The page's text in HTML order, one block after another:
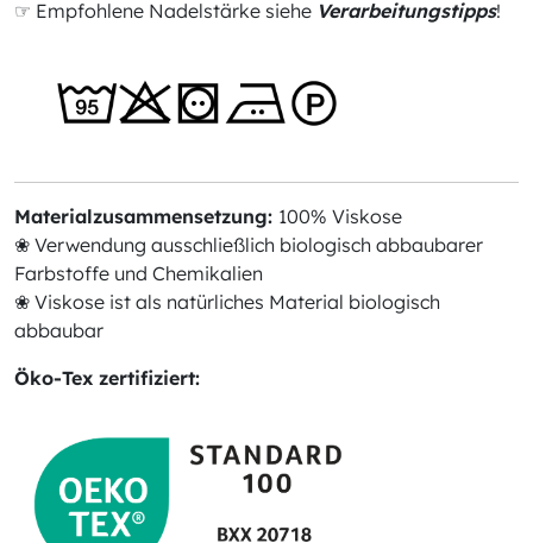
☞ Empfohlene Nadelstärke siehe Verarbeitungstipps!
Materialzusammensetzung: 100% Viskose
❀ Verwendung ausschließlich biologisch abbaubarer
Farbstoffe und Chemikalien
❀ Viskose ist als natürliches Material biologisch
abbaubar
Öko-Tex zertifiziert: